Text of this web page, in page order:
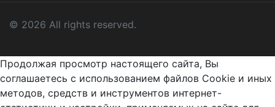
© 2026 All rights reserved.
Продолжая просмотр настоящего сайта, Вы
соглашаетесь с использованием файлов Cookie и иных
методов, средств и инструментов интернет-